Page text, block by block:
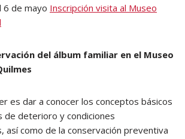
6 de mayo Inscripción visita al Museo
del álbum familiar en el Museo
es dar a conocer los conceptos básicos
de deterioro y condiciones
así como de la conservación preventiva